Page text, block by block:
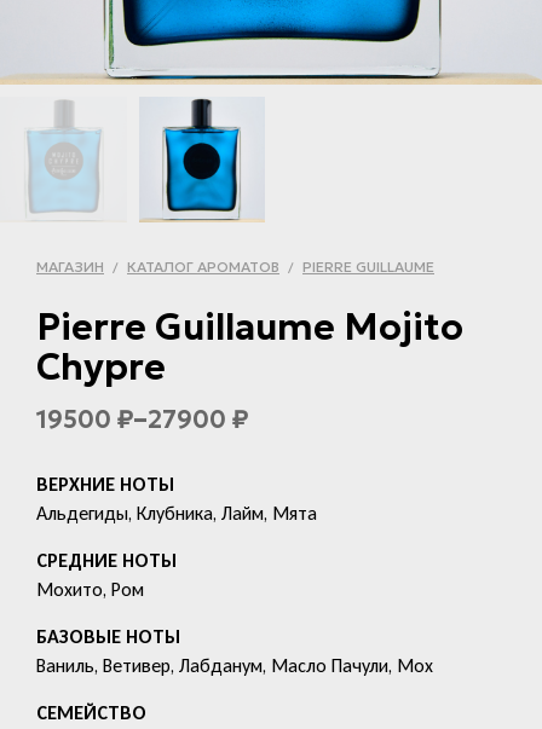
МАГАЗИН / КАТАЛОГ АРОМАТОВ / PIERRE GUILLAUME
Pierre Guillaume Mojito
Chypre
19500 ₽–27900 ₽
ВЕРХНИЕ НОТЫ
Альдегиды, Клубника, Лайм, Мята
СРЕДНИЕ НОТЫ
Мохито, Ром
БАЗОВЫЕ НОТЫ
Ваниль, Ветивер, Лабданум, Масло Пачули, Мох
СЕМЕЙСТВО